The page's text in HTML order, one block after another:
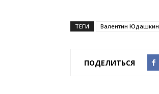
ТЕГИ Валентин Юдашкин
ПОДЕЛИТЬСЯ